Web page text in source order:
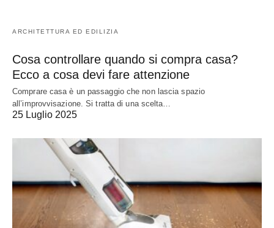
ARCHITETTURA ED EDILIZIA
Cosa controllare quando si compra casa?
Ecco a cosa devi fare attenzione
Comprare casa è un passaggio che non lascia spazio
all’improvvisazione. Si tratta di una scelta…
25 Luglio 2025